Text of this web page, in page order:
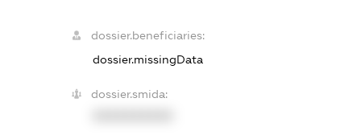
dossier.beneficiaries:
dossier.missingData
dossier.smida: